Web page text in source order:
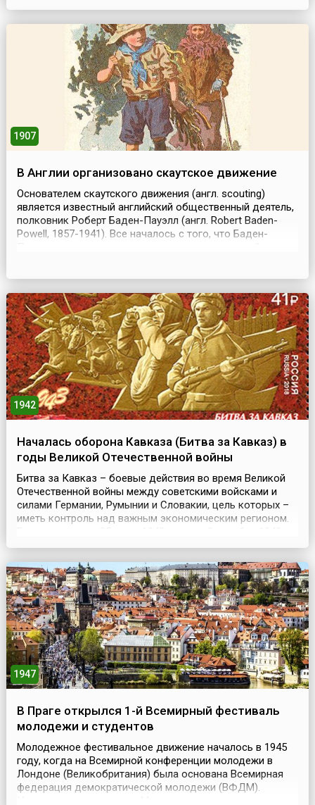
допросы. Следственная комиссия о каждом шаге в ходе
приговор выносил по сути дела сам
государь.Результатом р...
1907
В Англии организовано скаутское движение
Основателем скаутского движения (англ. scouting)
является известный английский общественный деятель,
полковник Роберт Баден-Пауэлл (англ. Robert Baden-
Powell, 1857-1941). Все началось с того, что Баден-
этой цель...
1942
Началась оборона Кавказа (Битва за Кавказ) в
годы Великой Отечественной войны
Битва за Кавказ – боевые действия во время Великой
Отечественной войны между советскими войсками и
силами Германии, Румынии и Словакии, цель которых –
иметь контроль над важным экономическим регионом.
года, она делится на два этапа – наступление немецких
1942), и контрнаступление советских войск (1...
1947
В Праге открылся 1-й Всемирный фестиваль
молодежи и студентов
Молодежное фестивальное движение началось в 1945
году, когда на Всемирной конференции молодежи в
Лондоне (Великобритания) была основана Всемирная
федерация демократической молодежи (ВФДМ).